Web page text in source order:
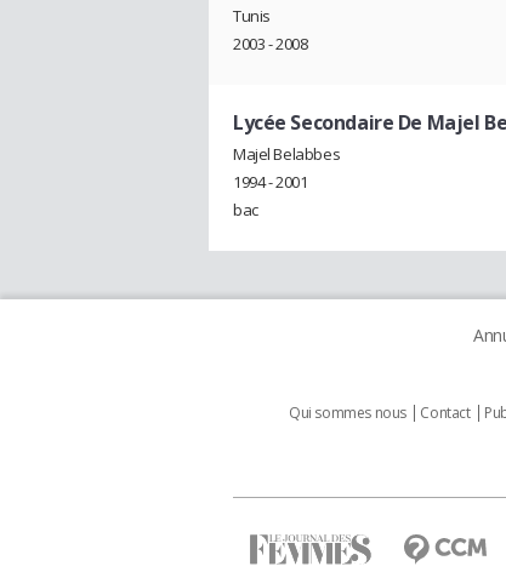
Tunis
2003 - 2008
Lycée Secondaire De Majel
Majel Belabbes
1994 - 2001
bac
Qui sommes nous Contact